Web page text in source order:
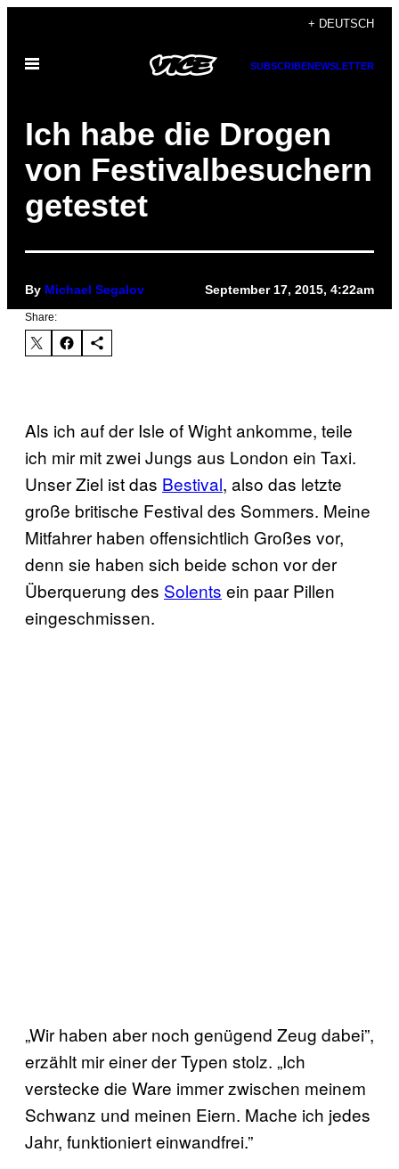
content
+ DEUTSCH
Open
SUBSCRIBENEWSLETTER
Ich habe die Drogen
von Festivalbesuchern
getestet
By Michael Segalov September 17, 2015, 4:22am
Share:
Als ich auf der Isle of Wight ankomme, teile
ich mir mit zwei Jungs aus London ein Taxi.
Unser Ziel ist das Bestival, also das letzte
große britische Festival des Sommers. Meine
Mitfahrer haben offensichtlich Großes vor,
denn sie haben sich beide schon vor der
Überquerung des Solents ein paar Pillen
eingeschmissen.
„Wir haben aber noch genügend Zeug dabei”,
erzählt mir einer der Typen stolz. „Ich
verstecke die Ware immer zwischen meinem
Schwanz und meinen Eiern. Mache ich jedes
Jahr, funktioniert einwandfrei.”